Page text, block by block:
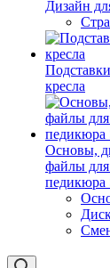
Дизайн
кресла
Основы,
файлы
педикюра